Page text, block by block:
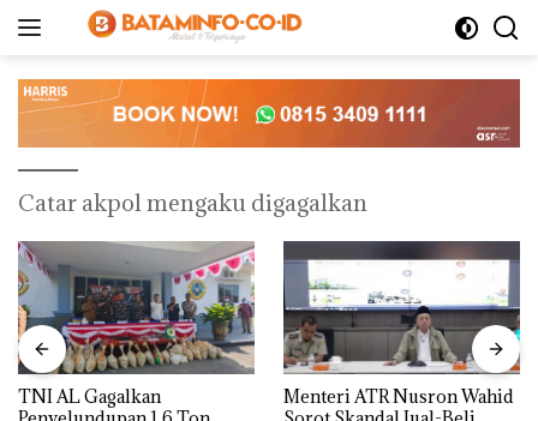
Catar akpol mengaku digagalkan
TNI AL Gagalkan
Menteri ATR Nusron Wahid